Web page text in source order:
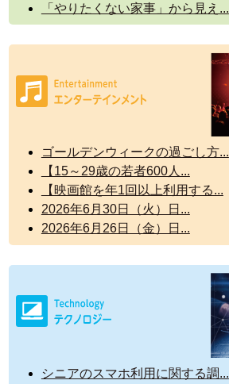
「やりたくない家事」から見え...
ゴールデンウィークの過ごし方...
【15～29歳の若者600人...
【映画館を年1回以上利用する...
2026年6月30日（火）日...
2026年6月26日（金）日...
シニアのスマホ利用に関する調...